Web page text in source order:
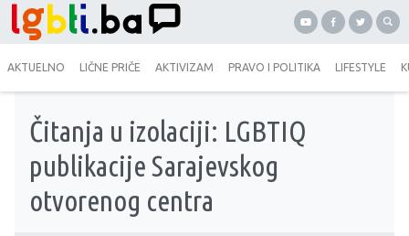
AKTUELNO LIČNE PRIČE AKTIVIZAM PRAVO I POLITIKA LIFESTYLE
Čitanja u izolaciji: LGBTIQ
publikacije Sarajevskog
otvorenog centra